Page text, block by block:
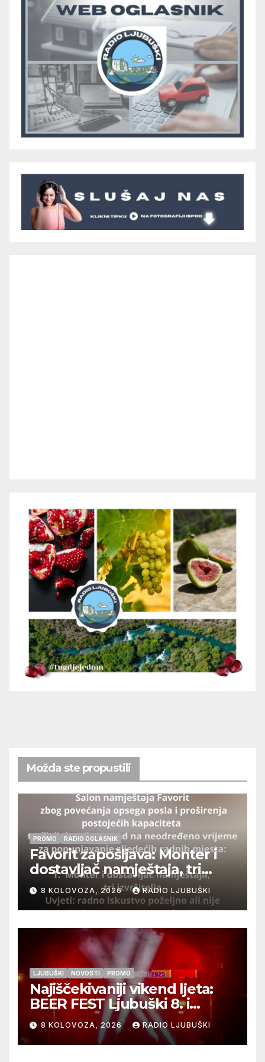
Možda ste propustili
PROMO RADIO OGLASNIK
Favorit zapošljava: Monter i
dostavljač namještaja, tri
izvršitelja
8 KOLOVOZA, 2026 RADIO LJUBUŠKI
LJUBUŠKI NOVOSTI PROMO
Najiščekivaniji vikend ljeta:
BEER FEST Ljubuški 8. i
9.kolovoza
8 KOLOVOZA, 2026 RADIO LJUBUŠKI